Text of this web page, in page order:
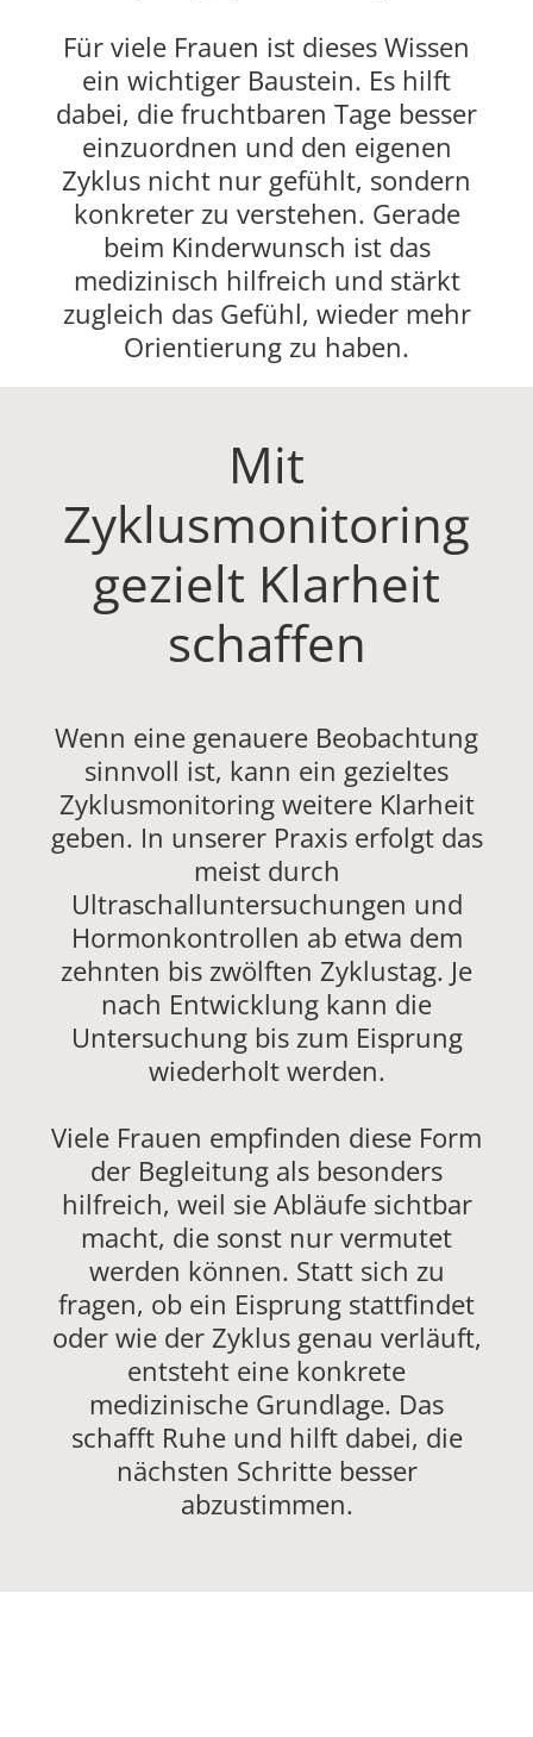
Für viele Frauen ist dieses Wissen
ein wichtiger Baustein. Es hilft
dabei, die fruchtbaren Tage besser
einzuordnen und den eigenen
Zyklus nicht nur gefühlt, sondern
konkreter zu verstehen. Gerade
beim Kinderwunsch ist das
medizinisch hilfreich und stärkt
zugleich das Gefühl, wieder mehr
Orientierung zu haben.
Mit
Zyklusmonitoring
gezielt Klarheit
schaffen
Wenn eine genauere Beobachtung
sinnvoll ist, kann ein gezieltes
Zyklusmonitoring weitere Klarheit
geben. In unserer Praxis erfolgt das
meist durch
Ultraschalluntersuchungen und
Hormonkontrollen ab etwa dem
zehnten bis zwölften Zyklustag. Je
nach Entwicklung kann die
Untersuchung bis zum Eisprung
wiederholt werden.
Viele Frauen empfinden diese Form
der Begleitung als besonders
hilfreich, weil sie Abläufe sichtbar
macht, die sonst nur vermutet
werden können. Statt sich zu
fragen, ob ein Eisprung stattfindet
oder wie der Zyklus genau verläuft,
entsteht eine konkrete
medizinische Grundlage. Das
schafft Ruhe und hilft dabei, die
nächsten Schritte besser
abzustimmen.